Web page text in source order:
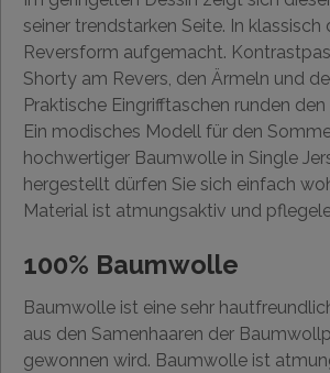
seiner trendstarken Seite. In
Reversform aufgemacht.
Shorty am Revers, den Ärmeln und
Praktische Eingrifftaschen runden
Ein modisches Modell für den
hochwertiger Baumwolle in Single
hergestellt dürfen Sie sich einfach
Material ist atmungsaktiv und
100% Baumwolle
Baumwolle ist eine sehr
aus den Samenhaaren der
gewonnen wird. Baumwolle ist